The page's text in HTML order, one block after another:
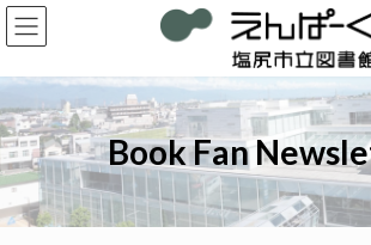
コ
ン
ン
ツ
へ
ス
キ
ッ
プ
ナ
ビ
ー
シ
ョ
ン
に
移
動
Book Fan